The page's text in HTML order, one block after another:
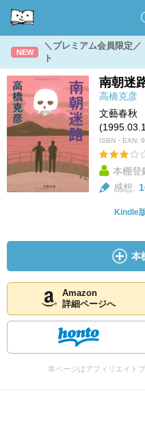
NEW
＼プレミアム会員限定
ト
南朝迷
高橋克彦
文藝春秋
ISBN・EAN:
本棚登
感想:
Kindle
本
Amazon
詳細ページへ
本ページはアフィリエイト